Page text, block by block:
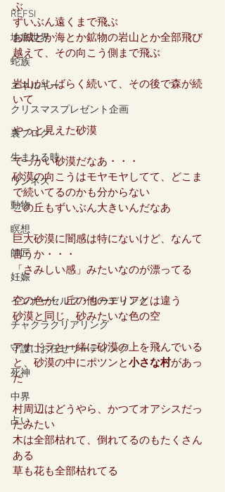
REFSI
地底世界
蛇族
エネルギー
クリスマスプレゼント企画
裏ブログ
生まれる時
ワンネス
動物
瞑想
師匠
妊娠
インナーセルフ・リーディング
チャクラクリアリング
守護にお任せリーディング
死神
中界
占い
ぶ
ずいぶん遠くまで飛ぶ
お城とか海とか鉱物の岩山とか全部飛び
越えて、その向こう側まで飛ぶ
岩山がしばらく続いて、その後で森が続
いて
やっと見えた砂漠
でっかい砂漠だなあ・・・
砂漠の向こうはモヤモヤしてて、どこま
で続いてるのかも分からない
この丘もずいぶん大きいんだなあ
巨大砂漠に闇感は特にないけど、なんて
言うか・・・
「さみしい感」みたいなのが漂ってる
空の色が、丘の他のエリアとは違う
砂漠と同じ、砂みたいな色の空
アナドラと一緒に砂漠の上を飛んでいる
と、砂漠の中にポツンと小さな村があっ
た
村周辺はどうやら、かつてオアシスだっ
たみたい
木は全部枯れて、倒れてるのもたくさん
ある
草も花も全部枯れてる